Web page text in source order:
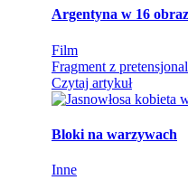
Argentyna w 16
Film
Fragment z
Czytaj artykuł
Bloki na warzywach
Inne